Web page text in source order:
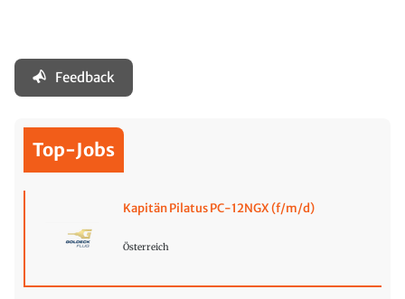
Feedback
Top-Jobs
Kapitän Pilatus PC-12NGX (f/m/d)
Österreich